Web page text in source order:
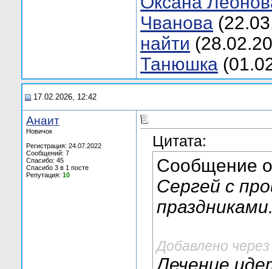
Чванова
найти
Танюшкa
17.02.2026, 12:42
Анаит
Новичок
Регистрация: 24.07.2022
Сообщений: 7
Спасибо: 45
Спасибо 3 в 1 посте
Репутация: 10
Цитата:
Сообщение
Сергей с
Добавлено
Лечение